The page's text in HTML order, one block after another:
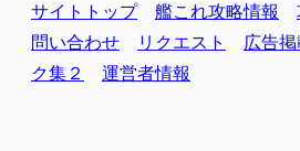
サイトトップ 艦これ攻略情報
問い合わせ
リクエスト 広告
ク集２
運営者情報